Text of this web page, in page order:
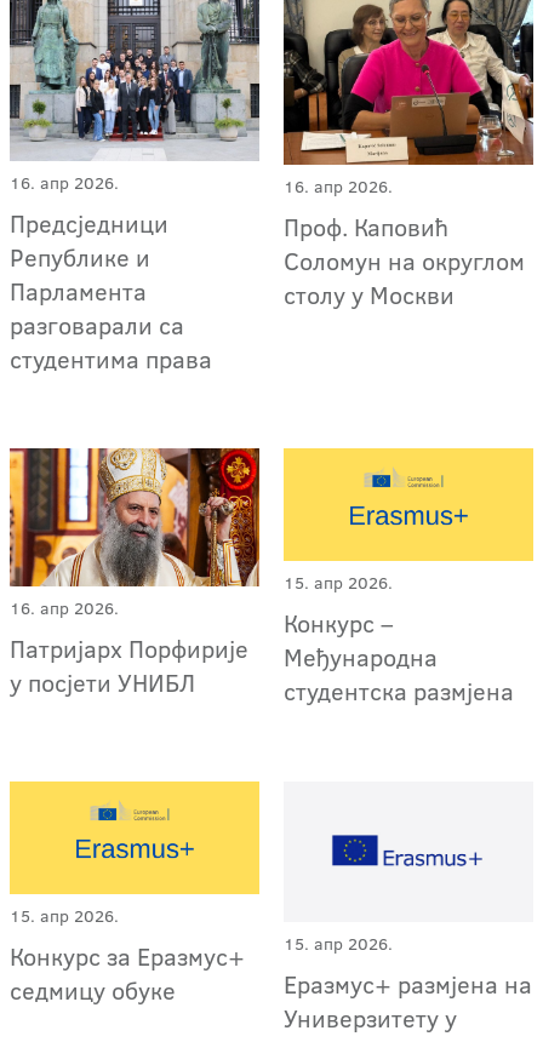
16. апр 2026.
Предсједници
Републике и
Парламента
разговарали са
студентима права
16. апр 2026.
Проф. Каповић
Соломун на округлом
столу у Москви
16. апр 2026.
Патријарх Порфирије
у посјети УНИБЛ
15. апр 2026.
Конкурс –
Међународна
студентска размјена
15. апр 2026.
Конкурс за Еразмус+
седмицу обуке
15. апр 2026.
Еразмус+ размјена на
Универзитету у